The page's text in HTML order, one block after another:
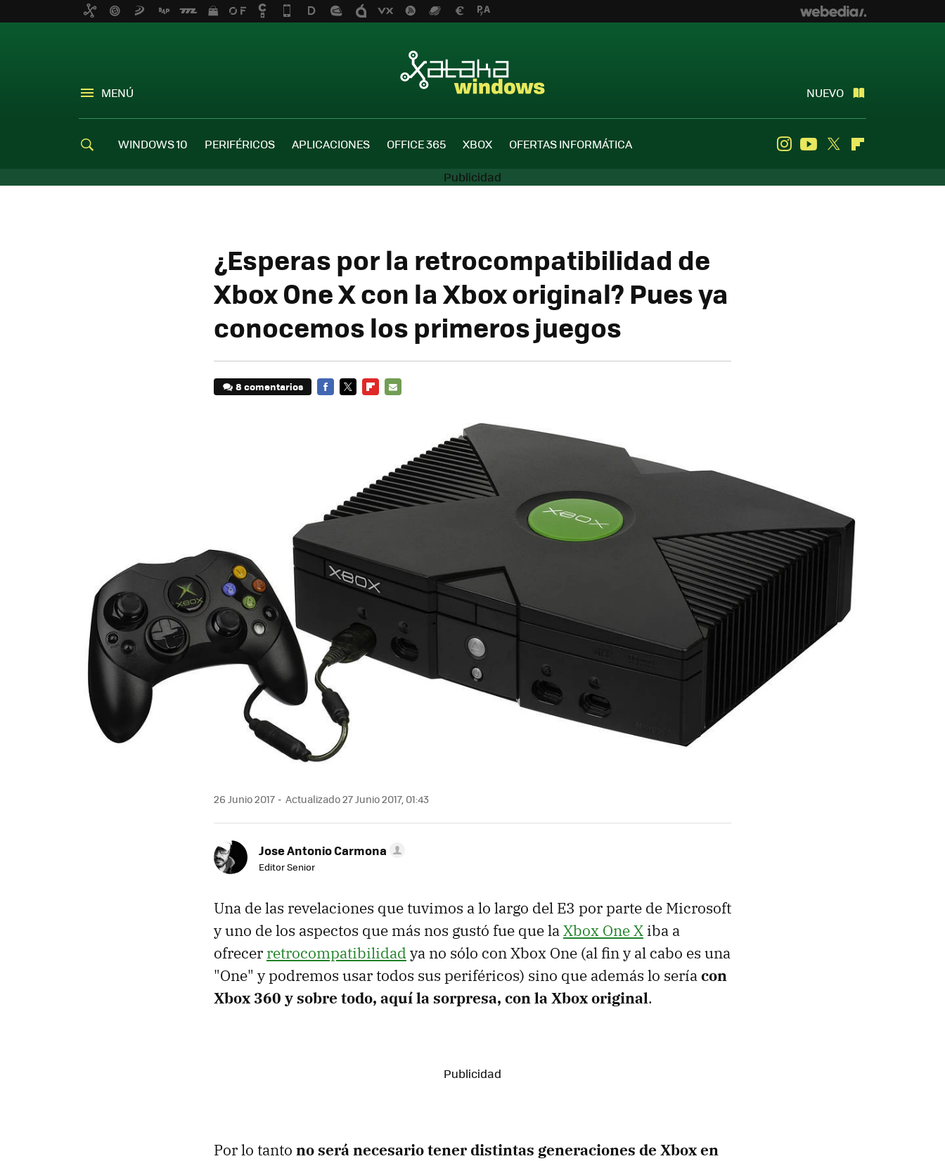
MENÚ NUEVO
WINDOWS 10 PERIFÉRICOS APLICACIONES OFFICE 365 XBOX OFERTAS INFORMÁTICA InstagramYoutube
Twitter
¿Esperas por la retrocompatibilidad de
Xbox One X con la Xbox original? Pues ya
conocemos los primeros juegos
8 comentarios
26 Junio 2017 Actualizado 27 Junio 2017, 01:43
Jose Antonio Carmona
Editor Senior
Una de las revelaciones que tuvimos a lo largo del E3 por parte de Microsoft
y uno de los aspectos que más nos gustó fue que laXbox One X iba a
ofrecer retrocompatibilidad ya no sólo con Xbox One (al fin y al cabo es una
"One" y podremos usar todos sus periféricos) sino que además lo seríacon
Xbox 360 y sobre todo, aquí la sorpresa, con la Xbox original.
Por lo tanto no será necesario tener distintas generaciones de Xbox en